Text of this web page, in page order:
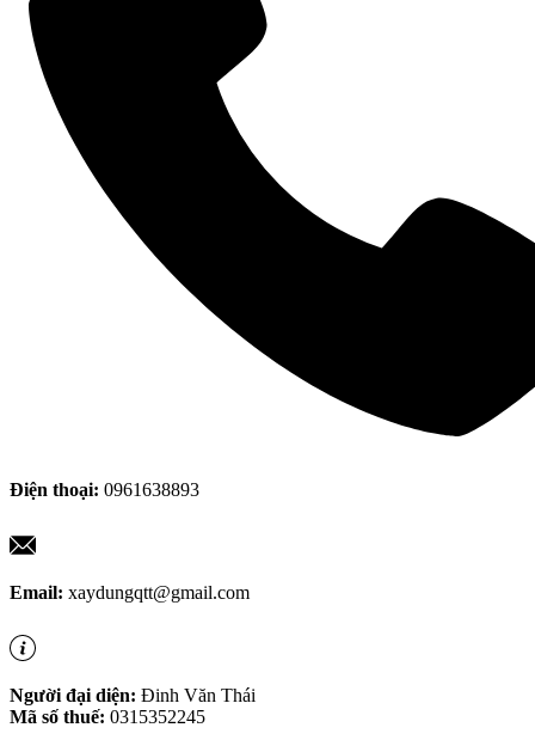
Điện thoại: 0961638893
Email: xaydungqtt@gmail.com
Người đại diện: Đinh Văn Thái
Mã số thuế: 0315352245